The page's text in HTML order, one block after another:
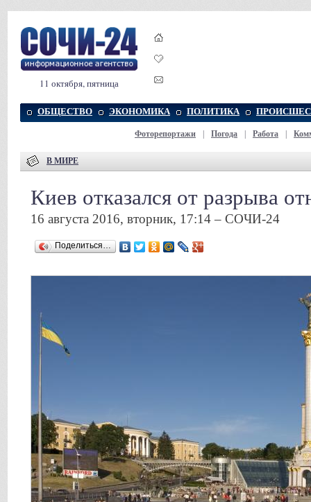
11 октября, пятница
ОБЩЕСТВО ЭКОНОМИКА ПОЛИТИКА
Фоторепортажи Погода Работа
В МИРЕ
Киев отказался от разрыва
16 августа 2016, вторник, 17:14 – СОЧИ-24
Поделиться…